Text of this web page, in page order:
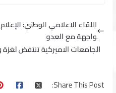
اللقاء الاعلامي الوطني:
واجهة مع العدو
الجامعات الاميركية تنتفض
Share This Post: